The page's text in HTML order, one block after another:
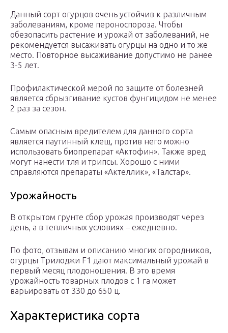
Данный сорт огурцов очень устойчив к различным
заболеваниям, кроме пероноспороза. Чтобы
обезопасить растение и урожай от заболеваний, не
рекомендуется высаживать огурцы на одно и то же
место. Повторное высаживание допустимо не ранее
3-5 лет.
Профилактической мерой по защите от болезней
является сбрызгивание кустов фунгицидом не менее
2 раз за сезон.
Самым опасным вредителем для данного сорта
является паутинный клещ, против него можно
использовать биопрепарат «Актофин». Также вред
могут нанести тля и трипсы. Хорошо с ними
справляются препараты «Актеллик», «Талстар».
Урожайность
В открытом грунте сбор урожая производят через
день, а в тепличных условиях – ежедневно.
По фото, отзывам и описанию многих огородников,
огурцы Трилоджи F1 дают максимальный урожай в
первый месяц плодоношения. В это время
урожайность товарных плодов с 1 га может
варьировать от 330 до 650 ц.
Характеристика сорта